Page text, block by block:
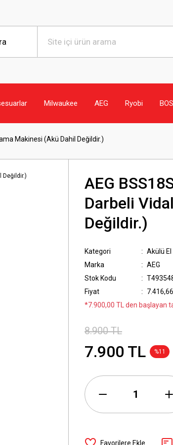
Milwaukee AEG Ryobi
Makinesi (Akü Dahil Değildir.)
AEG
Darbeli
Değildir.)
Kategori
Akülü
Marka
AEG
Stok Kodu
Fiyat
*7.900,00 TL den başlayan
8.900 TL
7.900 TL %11